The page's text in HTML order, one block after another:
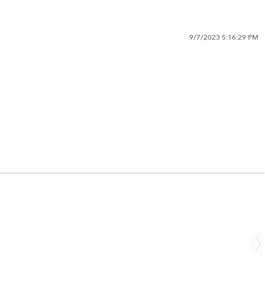
9/7/2023 5:16:29 PM